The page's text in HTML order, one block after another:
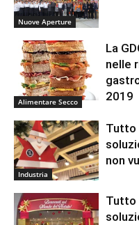
Nuove Aperture
Alimentare Secco
La
nelle
2019
Industria
Tutto
non
Tutto